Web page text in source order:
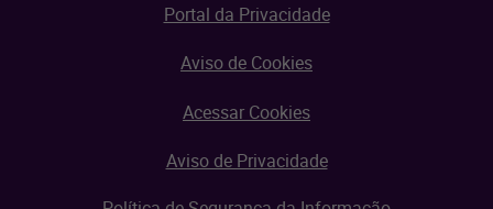
Portal da Privacidade
Aviso de Cookies
Acessar Cookies
Aviso de Privacidade